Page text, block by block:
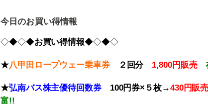
今日のお買い得情報
◇◆◇◆お買い得情報◆◇◆◇
★八甲田ロープウェー乗車券２回分 1,800円販売
★弘南バス株主優待回数券 100円券×５枚→430円販売
富!!